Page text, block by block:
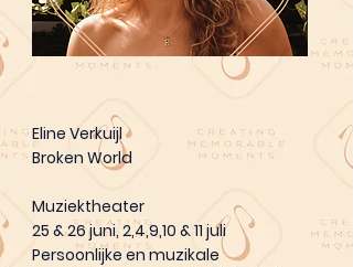
Eline Verkuijl
Broken World
Muziektheater
25 & 26 juni, 2,4,9,10 & 11 juli
Persoonlijke en muzikale